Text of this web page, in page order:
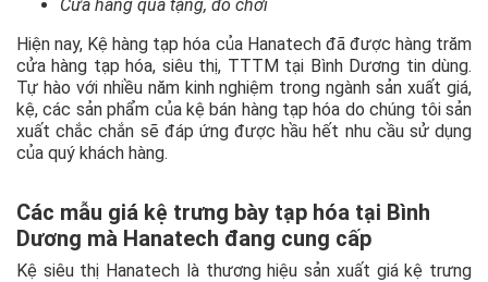
Cửa hàng quà tặng, đồ chơi
Hiện nay, Kệ hàng tạp hóa của Hanatech đã được hàng trăm
cửa hàng tạp hóa, siêu thị, TTTM tại Bình Dương tin dùng.
Tự hào với nhiều năm kinh nghiệm trong ngành sản xuất giá,
kệ, các sản phẩm của kệ bán hàng tạp hóa do chúng tôi sản
xuất chắc chắn sẽ đáp ứng được hầu hết nhu cầu sử dụng
của quý khách hàng.
Các mẫu giá kệ trưng bày tạp hóa tại Bình
Dương mà Hanatech đang cung cấp
Kệ siêu thị Hanatech là thương hiệu sản xuất giá kệ trưng